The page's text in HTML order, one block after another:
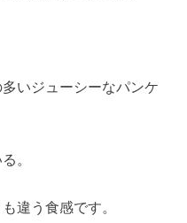
いジューシーなパンケ
。
違う食感です。